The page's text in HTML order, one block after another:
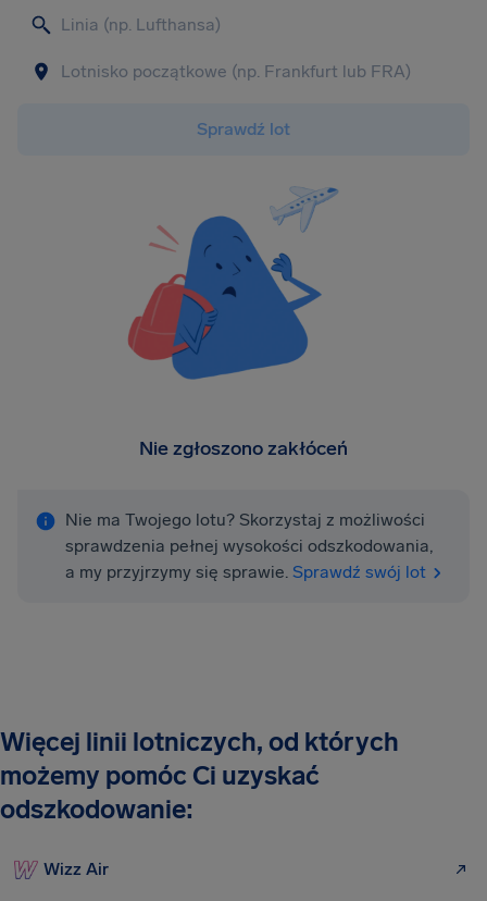
Sprawdź lot
Nie zgłoszono zakłóceń
Nie ma Twojego lotu? Skorzystaj z możliwości
sprawdzenia pełnej wysokości odszkodowania,
a my przyjrzymy się sprawie. Sprawdź swój lot
Więcej linii lotniczych, od których
możemy pomóc Ci uzyskać
odszkodowanie:
Wizz Air